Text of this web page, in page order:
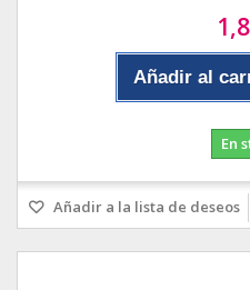
Añadir al
En
Añadir a la lista de deseos